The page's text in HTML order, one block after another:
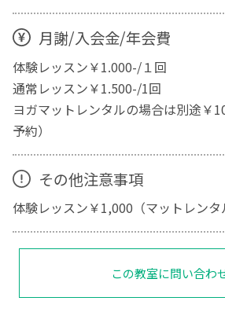
月謝/入会金/年会費
体験レッスン￥1.000-/１回
通常レッスン￥1.500-/1回
ヨガマットレンタルの場合は別途￥
予約）
その他注意事項
体験レッスン￥1,000（マットレンタ
この教室に問い合わ